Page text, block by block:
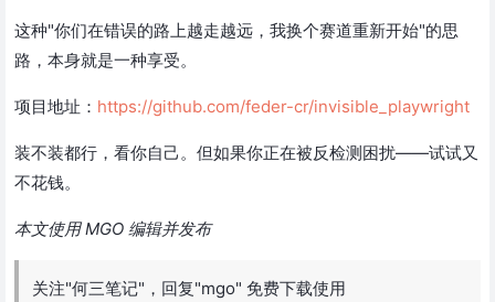
这种"你们在错误的路上越走越远，我换个赛道重新开始"的思
路，本身就是一种享受。
项目地址： https://github.com/feder-cr/invisible_playwright
装不装都行，看你自己。但如果你正在被反检测困扰——试试又
不花钱。
本文使用 MGO 编辑并发布
关注"何三笔记"，回复"mgo" 免费下载使用